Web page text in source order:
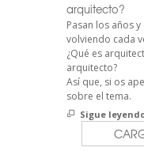
arquitecto?
Pasan los años
volviendo cada
¿Qué es
arquitecto?
Así que, si os
sobre el tema.
Sigue